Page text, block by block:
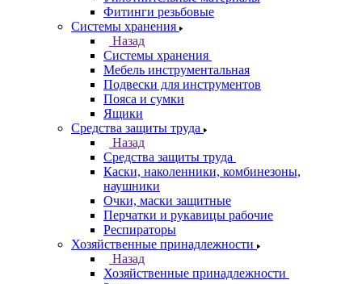
Фитинги резьбовые
Системы хранения
Назад
Системы хранения
Мебель инструментальная
Подвески для инструментов
Пояса и сумки
Ящики
Средства защиты труда
Назад
Средства защиты труда
Каски, наколенники, комбинезоны,
наушники
Очки, маски защитные
Перчатки и рукавицы рабочие
Респираторы
Хозяйственные принадлежности
Назад
Хозяйственные принадлежности